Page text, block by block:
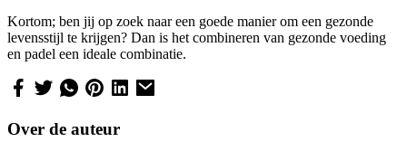
Kortom; ben jij op zoek naar een goede manier om een gezonde
levensstijl te krijgen? Dan is het combineren van gezonde voeding
en padel een ideale combinatie.
Over de auteur